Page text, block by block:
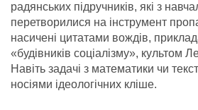
радянських підручників, які з
перетворилися на інструмент
насичені цитатами вождів,
«будівників соціалізму», культом
Навіть задачі з математики чи
носіями ідеологічних кліше.